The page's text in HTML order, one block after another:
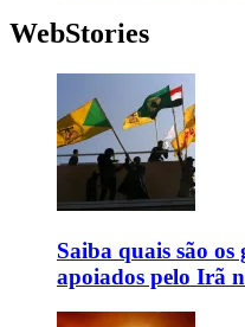
WebStories
Saiba quais são
apoiados pelo Irã